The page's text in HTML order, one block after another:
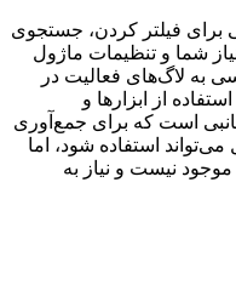
فیلتر کردن، جستجوی
شما و تنظیمات ماژول
به لاگ‌های فعالیت در
از ابزارها و
است که برای جمع‌آوری
استفاده شود، اما
این ویژگی به طور پیش‌فرض در Odoo موجود نیست و نیاز به